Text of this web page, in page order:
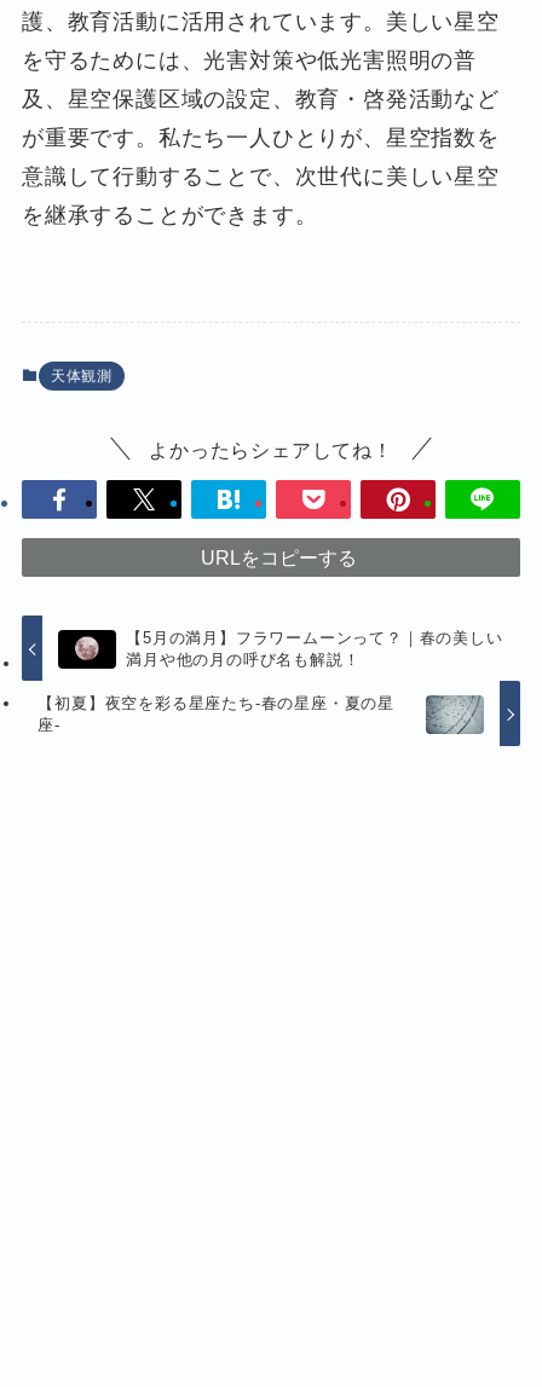
護、教育活動に活用されています。美しい星空
を守るためには、光害対策や低光害照明の普
及、星空保護区域の設定、教育・啓発活動など
が重要です。私たち一人ひとりが、星空指数を
意識して行動することで、次世代に美しい星空
を継承することができます。
天体観測
よかったらシェアしてね！
URLをコピーする
【5月の満月】フラワームーンって？｜春の美しい
満月や他の月の呼び名も解説！
【初夏】夜空を彩る星座たち-春の星座・夏の星
座-